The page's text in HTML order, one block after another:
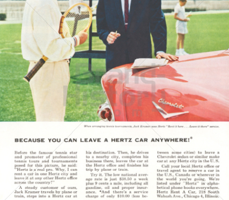
HERTZ
Hertz Autovermietung GmbH, 65760 Eschborn
1958